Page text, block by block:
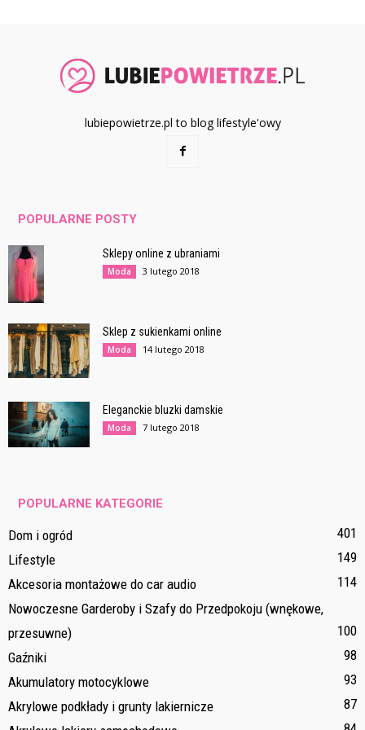
lubiepowietrze.pl to blog lifestyle'owy
POPULARNE POSTY
Sklepy online z ubraniami
Moda 3 lutego 2018
Sklep z sukienkami online
Moda 14 lutego 2018
Eleganckie bluzki damskie
Moda 7 lutego 2018
POPULARNE KATEGORIE
Dom i ogród
401
Lifestyle
149
Akcesoria montażowe do car audio
114
Nowoczesne Garderoby i Szafy do Przedpokoju (wnękowe,
przesuwne)
100
Gaźniki
98
Akumulatory motocyklowe
93
Akrylowe podkłady i grunty lakiernicze
87